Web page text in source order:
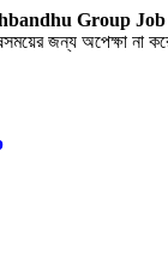
Group Job
জন্য অপেক্ষা না